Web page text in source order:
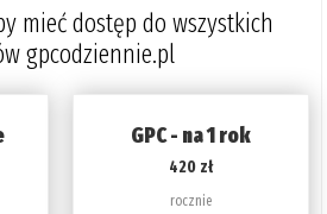
mieć dostęp do wszystkich
gpcodziennie.pl
GPC - na 1 rok
420 zł
rocznie